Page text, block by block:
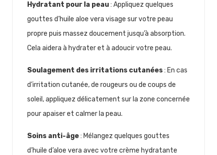
Hydratant pour la peau: Appliquez quelques
gouttes d’huile aloe vera visage sur votre peau
propre puis massez doucement jusqu’à absorption.
Cela aidera à hydrater et à adoucir votre peau.
Soulagement des irritations cutanées: En cas
d’irritation cutanée, de rougeurs ou de coups de
soleil, appliquez délicatement sur la zone concernée
pour apaiser et calmer la peau.
Soins anti-âge: Mélangez quelques gouttes
d’huile d’aloe vera avec votre crème hydratante